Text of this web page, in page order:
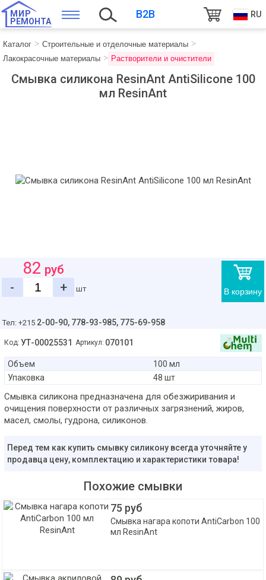
МИР
РЕМОНТА
B2B RU
Каталог
Строительные и отделочные материалы
Лакокрасочные материалы
Растворители и очистители
Смывка силикона ResinAnt AntiSilicone 100
мл ResinAnt
В корзину
82 руб
-
+ шт
Тел: +215 2-00-90, 778-93-985, 775-69-958
Код: УТ-00025531 Артикул: 070101
Объем
100 мл
Упаковка
48 шт
Смывка силикона предназначена для обезжиривания и
очищения поверхности от различных загрязнений, жиров,
масел, смолы, гудрона, силиконов.
Перед тем как купить смывку силикону всегда уточняйте у
продавца цену, комплектацию и характеристики товара!
Похожие смывки
75 руб
Смывка нагара копоти AntiСarbon 100
мл ResinAnt